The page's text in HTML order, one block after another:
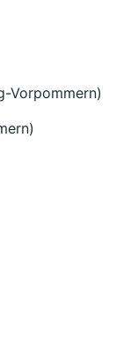
Vorpommern)